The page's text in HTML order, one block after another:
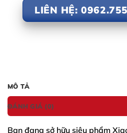
LIÊN HỆ:
MÔ TẢ
ĐÁNH GIÁ (0)
Bạn đang sở hữu siêu phẩm